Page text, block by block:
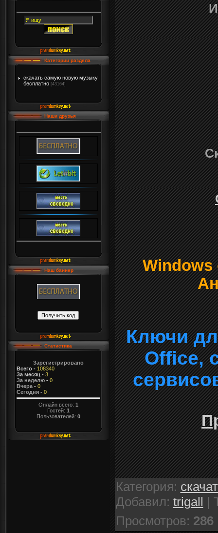
Категории раздела
скачать самую новую музыку
бесплатно [43164]
Наши друзья
Наш баннер
Статистика
Зарегистрировано
Всего- 108340
За месяц - 3
За неделю- 0
Вчера- 0
Сегодня- 0
Онлайн всего: 1
Гостей: 1
Пользователей: 0
Windows
Ключи
Office,
Категория:
Добавил: trigall |
Просмотров: 286